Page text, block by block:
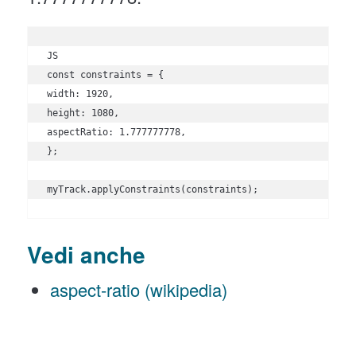
JS
const constraints = {
width: 1920,
height: 1080,
aspectRatio: 1.777777778,
};
myTrack.applyConstraints(constraints);
Vedi anche
aspect-ratio (wikipedia)